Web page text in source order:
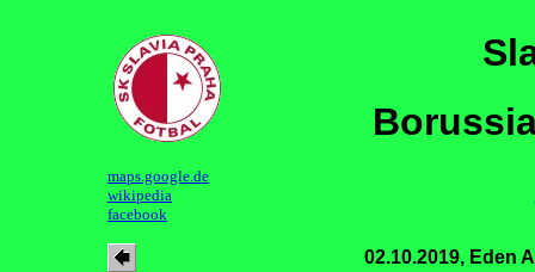
maps.google.de
wikipedia
facebook
02.10.2019, Eden